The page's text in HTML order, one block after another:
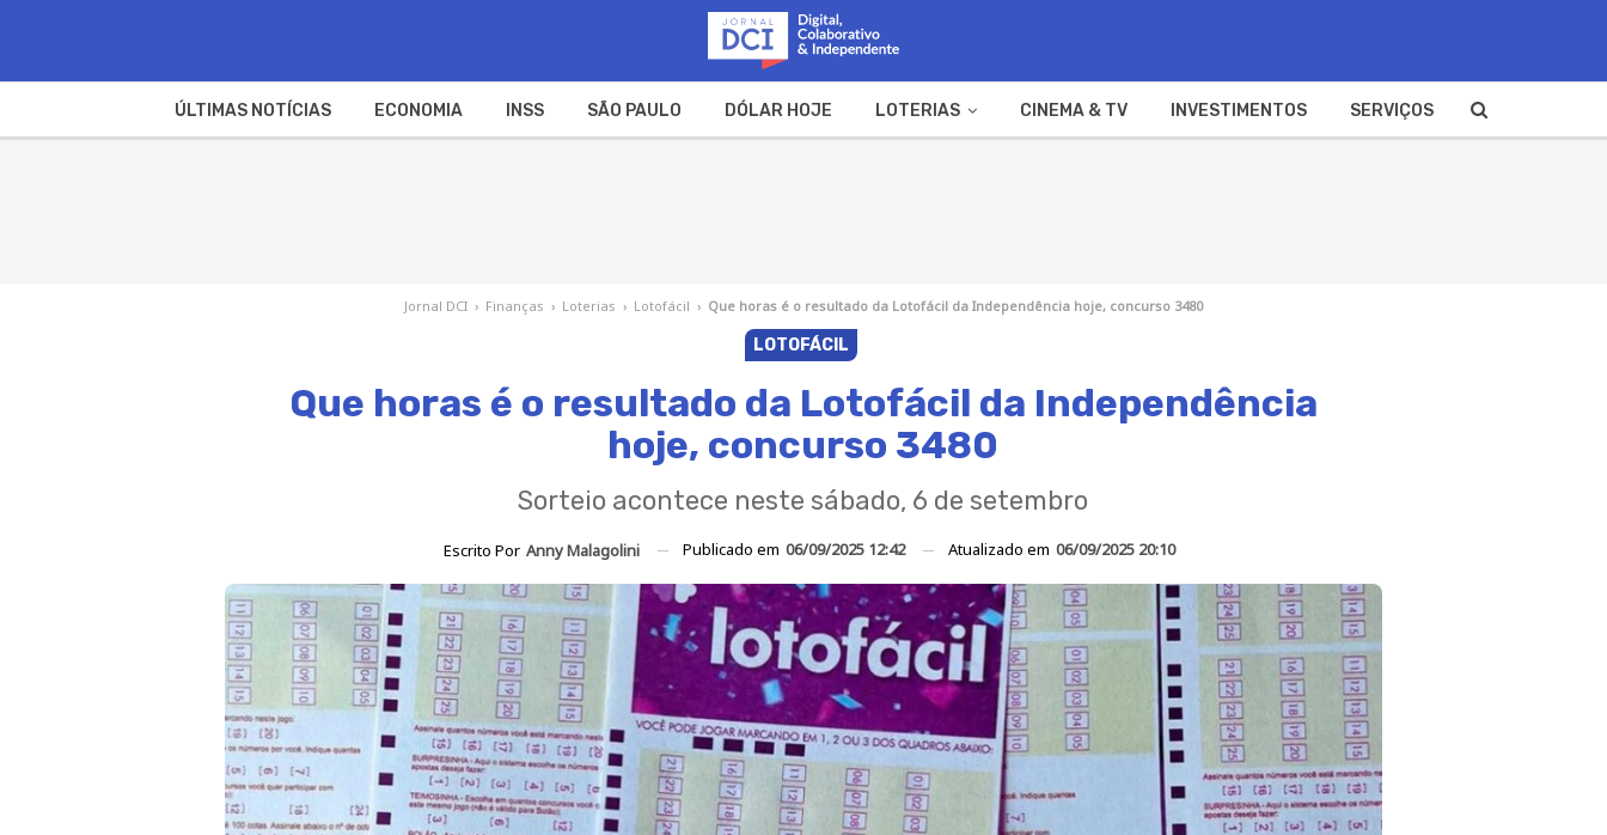
ÚLTIMAS NOTÍCIAS ECONOMIA INSS SÃO PAULO DÓLAR HOJE LOTERIAS CINEMA & TV INVESTIMENTOS SERVIÇOS
Jornal DCI › Finanças › Loterias › Lotofácil › Que horas é o resultado da Lotofácil da Independência hoje, concurso 3480
LOTOFÁCIL
Que horas é o resultado da Lotofácil da Independência
hoje, concurso 3480
Sorteio acontece neste sábado, 6 de setembro
Escrito Por Anny Malagolini Publicado em 06/09/2025 12:42 Atualizado em 06/09/2025 20:10